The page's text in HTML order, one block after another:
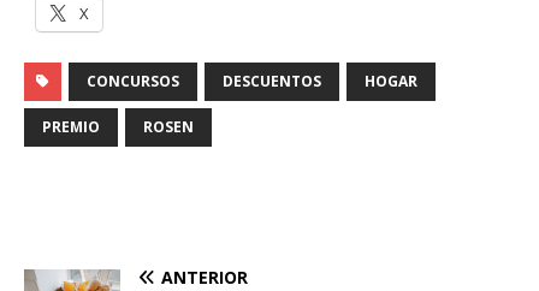
X
CONCURSOS DESCUENTOS HOGAR
PREMIO ROSEN
ANTERIOR